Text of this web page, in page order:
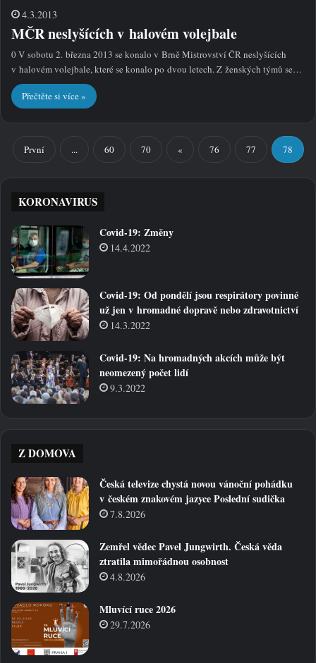
4.3.2013
MČR neslyšících v halovém volejbale
0 V sobotu 2. března 2013 se konalo v Brně Mistrovství ČR neslyšících
v halovém volejbale, které se konalo po dvou letech. Z ženských týmů se…
Přečtěte si více »
První ... 60 70 « 76 77 78
KORONAVIRUS
Covid-19: Změny
14.4.2022
Covid-19: Od pondělí jsou respirátory povinné
už jen v hromadné dopravě nebo zdravotnictví
14.3.2022
Covid-19: Na hromadných akcích může být
neomezený počet lidí
9.3.2022
Z DOMOVA
Česká televize chystá novou vánoční pohádku
v českém znakovém jazyce Poslední sudička
7.8.2026
Zemřel vědec Pavel Jungwirth. Česká věda
ztratila mimořádnou osobnost
4.8.2026
Mluvící ruce 2026
29.7.2026